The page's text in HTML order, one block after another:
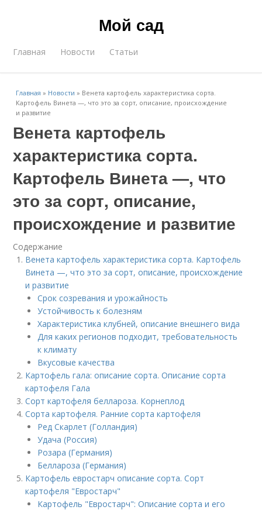
Мой сад
Главная Новости Статьи
Главная » Новости » Венета картофель характеристика сорта.
Картофель Винета —, что это за сорт, описание, происхождение
и развитие
Венета картофель
характеристика сорта.
Картофель Винета —, что
это за сорт, описание,
происхождение и развитие
Содержание
Венета картофель характеристика сорта. Картофель
Винета —, что это за сорт, описание, происхождение
и развитие
Срок созревания и урожайность
Устойчивость к болезням
Характеристика клубней, описание внешнего вида
Для каких регионов подходит, требовательность
к климату
Вкусовые качества
Картофель гала: описание сорта. Описание сорта
картофеля Гала
Сорт картофеля беллароза. Корнеплод
Сорта картофеля. Ранние сорта картофеля
Ред Скарлет (Голландия)
Удача (Россия)
Розара (Германия)
Беллароза (Германия)
Картофель евростарч описание сорта. Сорт
картофеля "Евростарч"
Картофель "Евростарч": Описание сорта и его